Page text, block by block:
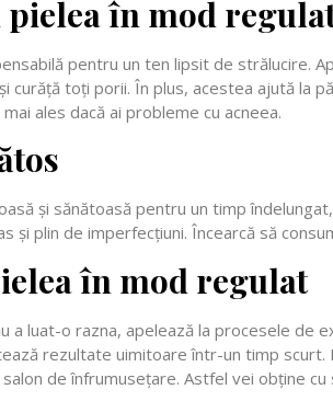
în mod
pentru un ten lipsit de strălucire.
curăță toți porii. În plus, acestea ajută la
ales dacă ai probleme cu acneea.
și sănătoasă pentru un timp
și plin de imperfecțiuni. Încearcă să
în mod regulat
a luat-o razna, apelează la procesele
rezultate uimitoare într-un timp
de înfrumusețare. Astfel vei obține